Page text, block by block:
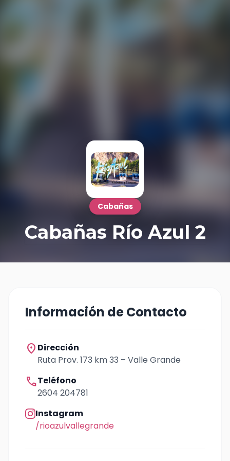
Cabañas
Cabañas Río Azul 2
Información de Contacto
location_on Dirección
Ruta Prov. 173 km 33 – Valle Grande
callTeléfono
2604 204781
Instagram
/rioazulvallegrande